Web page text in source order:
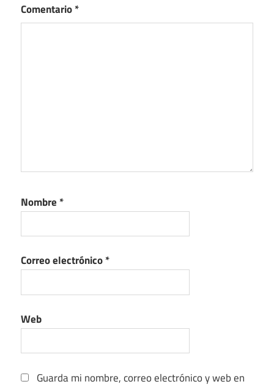
Comentario*
Nombre *
Correo electrónico*
Web
Guarda mi nombre, correo electrónico y web en